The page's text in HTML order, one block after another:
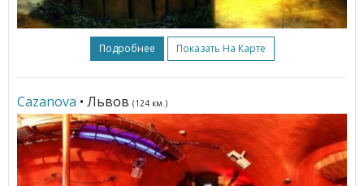
Подробнее Показать На Карте
Cazanova • Львов (124 км.)